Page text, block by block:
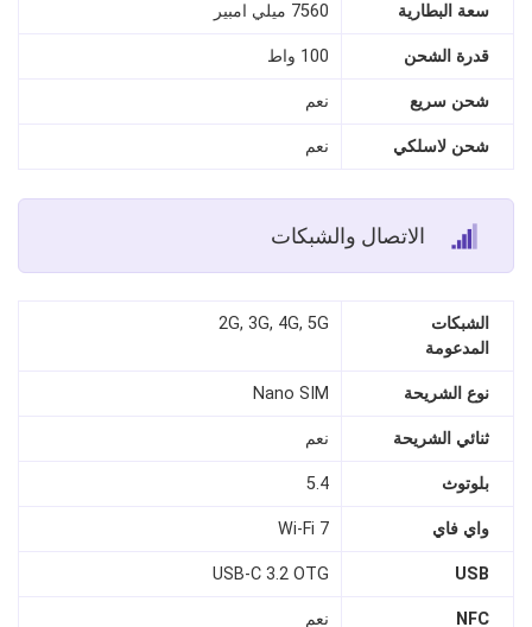
سعة البطارية 7560 ميلي امبير
قدرة الشحن 100 واط
شحن سريع نعم
شحن لاسلكي نعم
الاتصال والشبكات
الشبكات
المدعومة
2G, 3G, 4G, 5G
نوع الشريحة Nano SIM
ثنائي الشريحة نعم
بلوتوث 5.4
واي فاي Wi-Fi 7
USB
USB-C 3.2 OTG
NFC نعم